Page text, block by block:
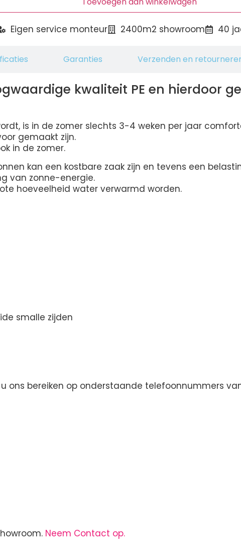
Eigen service monteur 2400m2 showroom 40
Garanties Verzenden en
kwaliteit PE en hierdoor
is in de zomer slechts 3-4 weken per jaar
gemaakt zijn.
in de zomer.
kan een kostbare zaak zijn en tevens een
van zonne-energie.
hoeveelheid water verwarmd worden.
smalle zijden
ons bereiken op onderstaande telefoonnummers
Neem Contact op.